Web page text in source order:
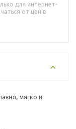
для интернет-
от цен в
мягко и